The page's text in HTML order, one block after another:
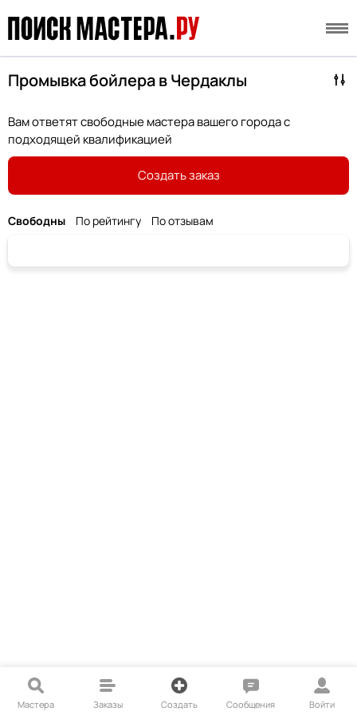
Промывка бойлера в Чердаклы
Вам ответят свободные мастера вашего города с
подходящей квалификацией
Создать заказ
Свободны По рейтингу По отзывам
Мастера Заказы Создать Сообщения Войти